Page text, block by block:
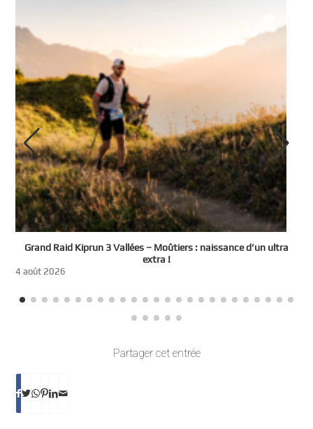
Grand Raid Kiprun 3 Vallées – Moûtiers : naissance d’un ultra
extra !
4 août 2026
Partager cet entrée